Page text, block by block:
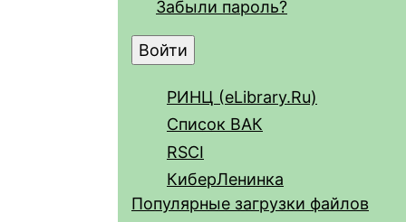
Забыли пароль?
РИНЦ (eLibrary.Ru)
Список ВАК
RSCI
КиберЛенинка
Популярные загрузки файлов